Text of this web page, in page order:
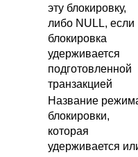
эту блокировку,
либо NULL, если
блокировка
удерживается
подготовленной
транзакцией
Название
блокировки,
которая
удерживается